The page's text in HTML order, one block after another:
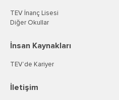
TEV İnanç Lisesi
Diğer Okullar
İnsan Kaynakları
TEV’de Kariyer
İletişim